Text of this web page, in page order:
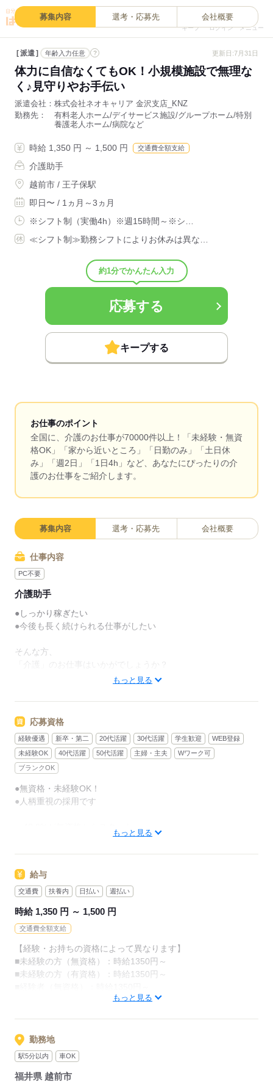
キープ ログイン メニュー
募集内容 選考・応募先 会社概要
派遣 年齢入力任意 ? 更新日:7月31日
体力に自信なくてもOK！小規模施設で無理な
く♪見守りやお手伝い
派遣会社
株式会社ネオキャリア 金沢支店_KNZ
勤務先
有料老人ホーム/デイサービス施設/グループホーム/特別
養護老人ホーム/病院など
時給 1,350 円 ～ 1,500 円 交通費全額支給
介護助手
越前市 / 王子保駅
即日〜 / 1ヵ月～3ヵ月
※シフト制（実働4h）※週15時間～※シ…
≪シフト制≫勤務シフトによりお休みは異な…
約1分でかんたん入力
応募する
キープする
お仕事のポイント
全国に、介護のお仕事が70000件以上！「未経験・無資
格OK」「家から近いところ」「日勤のみ」「土日休
み」「週2日」「1日4h」など、あなたにぴったりの介
護のお仕事をご紹介します。
募集内容 選考・応募先 会社概要
仕事内容
PC不要
介護助手
●しっかり稼ぎたい
●今後も長く続けられる仕事がしたい
そんな方、
経験や資格がまったくいらない
“サポート”的なお仕事が増えてるんです。
たとえば、未経験・無資格の
新人さんにお任せするのは
の補充・運搬 など
カンタンなお仕事ばかり。
お仕事に慣れてきたら、少しずつ
専門的なこともお任せしていきます。
（食事・入浴・お手洗いのサポートなど）
きちんと経験を積めば、
あなたもはじめてみませんか？
応募する
もっと見る
応募資格
経験優遇 新卒・第二 20代活躍 30代活躍 学生歓迎
WEB登録
未経験OK
40代活躍 50代活躍 主婦・主夫
Wワーク可
ブランクOK
●無資格・未経験OK！
●人柄重視の採用です
・56.7％が未経験からスタート
スクールもありますし、
働ける職場をご紹介するなど、
介護未経験の方を全力でバックアップします！
もちろん経験者の方や、
介護福祉士、ケアマネージャー、
介護職員初任者研修等の資格保有者の方も大歓迎！
もっと見る
給与
交通費 扶養内 日払い 週払い
時給 1,350 円 ～ 1,500 円
交通費全額支給
【経験・お持ちの資格によって異なります】
■未経験の方（無資格）：時給1350円～
■未経験の方（有資格）：時給1350円～
■経験者（有資格）：時給1400円～
※22時～翌5時の就労は深夜時給適用
※お給料は最短で週払いOK！（規定有）
※残業代は別途全額支給
もっと見る
勤務地
駅5分以内 車OK
福井県 越前市